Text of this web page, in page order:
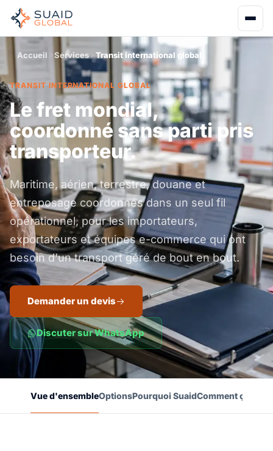
Accueil Services Transit international global
TRANSIT INTERNATIONAL GLOBAL
Le fret mondial,
coordonné sans parti pris
transporteur.
Maritime, aérien, terrestre, douane et
entreposage coordonnés dans un seul fil
opérationnel, pour les importateurs,
exportateurs et équipes e-commerce qui ont
besoin d'un transport géré de bout en bout.
Demander un devis
Discuter sur WhatsApp
Vue d'ensembleOptionsPourquoi SuaidComment ça